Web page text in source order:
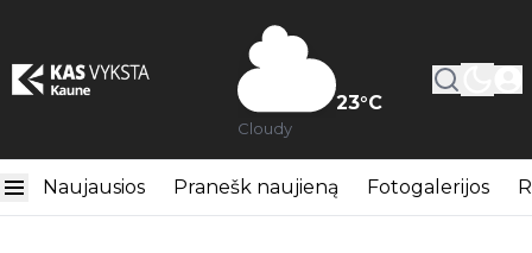
23°C
Cloudy
Naujausios Pranešk naujieną Fotogalerijos